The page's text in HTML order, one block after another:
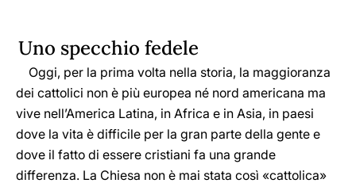
Uno specchio fedele
Oggi, per la prima volta nella storia, la maggioranza
dei cattolici non è più europea né nord americana ma
vive nell’America Latina, in Africa e in Asia, in paesi
dove la vita è difficile per la gran parte della gente e
dove il fatto di essere cristiani fa una grande
differenza. La Chiesa non è mai stata così «cattolica»